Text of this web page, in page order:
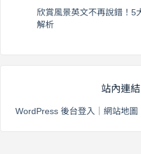
欣賞風景英文不再說錯！5
解析
站內連結
WordPress 後台登入 網站地圖